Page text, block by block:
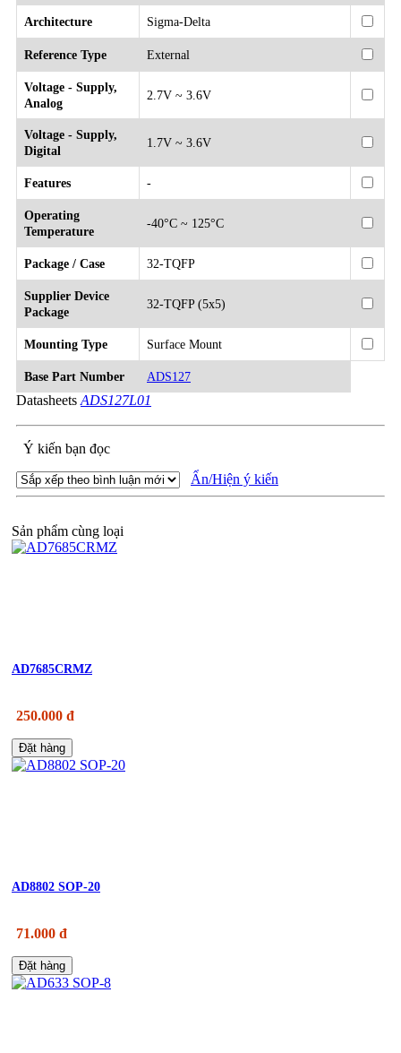
Architecture Sigma-Delta
Reference Type External
Voltage - Supply,
Analog
2.7V ~ 3.6V
Voltage - Supply,
Digital
1.7V ~ 3.6V
Features -
Operating
Temperature
-40°C ~ 125°C
Package / Case 32-TQFP
Supplier Device
Package
32-TQFP (5x5)
Mounting Type Surface Mount
Base Part Number ADS127
Datasheets ADS127L01
Ý kiến bạn đọc
Ẩn/Hiện ý kiến
Sản phẩm cùng loại
AD7685CRMZ
250.000 đ
Đặt hàng
AD8802 SOP-20
71.000 đ
Đặt hàng